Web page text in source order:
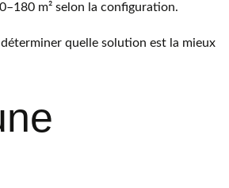
m² selon la configuration.
quelle solution est la mieux